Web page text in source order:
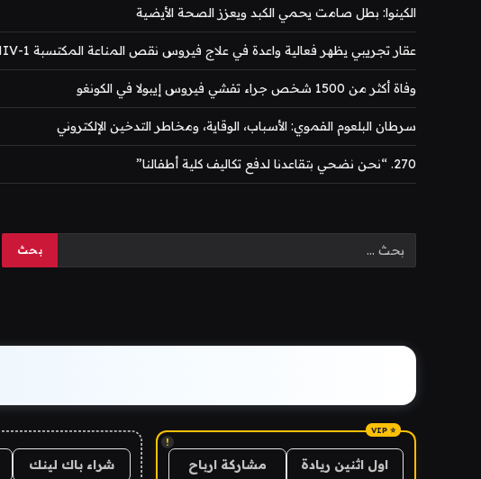
الكينوا: بطل صامت يحمي الكبد ويعزز الصحة الأيضية
عقار تجريبي يظهر فعالية واعدة في علاج فيروس نقص المناعة المكتسبة HIV-1
وفاة أكثر من 1500 شخص جراء تفشي فيروس إيبولا في الكونغو
سرطان البلعوم الفموي: الأسباب، الوقاية، ومخاطر التدخين الإلكتروني
270. “نحن نضحي بتقاعدنا لدفع تكاليف كلية أطفالنا”
!
اول اثنين ريادة
مشاركة ارباح
شراء باك لينك